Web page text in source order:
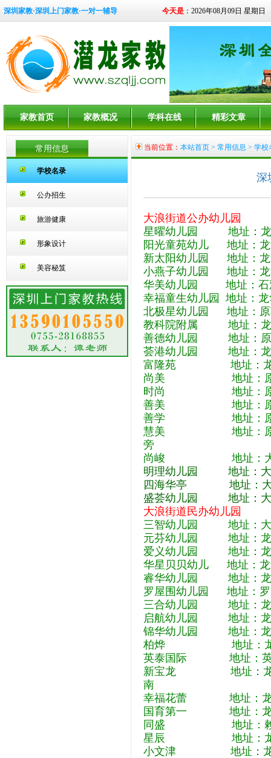
深圳家教·深圳上门家教·一对一辅导 今天是：2026年08月09日 星期日
家教首页 家教概况 学科在线 精彩文章
常用信息
学校名录
公办招生
旅游健康
形象设计
美容秘笈
当前位置： 本站首页 > 常用信息 > 学校
深
大浪街道公办幼儿园
星曜幼儿园 地址：龙
阳光童苑幼儿 地址：龙
新太阳幼儿园 地址：龙
小燕子幼儿园 地址：龙
华美幼儿园 地址：石观
幸福童生幼儿园 地址：
北极星幼儿园 地址：原
教科院附属 地址：龙华
善德幼儿园 地址：原幸
荟港幼儿园 地址：龙华
富隆苑 地址：龙华区
尚美 地址：原小太阳,
时尚 地址：原翔翎凤
善美 地址：原新围宝
善学 地址：原淳心,大
慧美 地址：原乐贝儿,
旁
尚峻 地址：大浪建设
明理幼儿园 地址：大浪
四海华亭 地址：大浪
盛荟幼儿园 地址：大浪
大浪街道民办幼儿园
三智幼儿园 地址：大浪
元芬幼儿园 地址：龙华
爱义幼儿园 地址：龙华
华星贝贝幼儿 地址：龙
睿华幼儿园 地址：龙华
罗屋围幼儿园 地址：罗
三合幼儿园 地址：龙华
启航幼儿园 地址：龙华
锦华幼儿园 地址：龙华
柏烨 地址：龙华高峰
英泰国际 地址：英泰
新宝龙 地址：龙华大
南
幸福花蕾 地址：龙华
国育第一 地址：龙华
同盛 地址：赖屋山东
星辰 地址：龙华区华
小文津 地址：龙华区